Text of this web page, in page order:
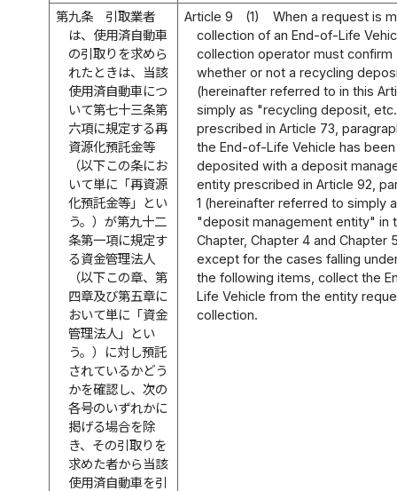
第九条
引取業者
は、使用済自動車
の引取りを求めら
れたときは、当該
使用済自動車につ
いて第七十三条第
六項に規定する再
資源化預託金等
（以下この条にお
いて単に「再資源
化預託金等」とい
う。）が第九十二
条第一項に規定す
る資金管理法人
（以下この章、第
四章及び第五章に
おいて単に「資金
管理法人」とい
う。）に対し預託
されているかどう
かを確認し、次の
各号のいずれかに
掲げる場合を除
き、その引取りを
求めた者から当該
使用済自動車を引
Article 9 (1)
When a request is
collection of an End-of-Life
collection operator must confirm
whether or not a recycling
(hereinafter referred to in this
simply as "recycling deposit,
prescribed in Article 73,
the End-of-Life Vehicle has been
deposited with a deposit
entity prescribed in Article 92,
1 (hereinafter referred to simply
"deposit management entity" in
Chapter, Chapter 4 and Chapter
except for the cases falling
the following items, collect the
Life Vehicle from the entity
collection.